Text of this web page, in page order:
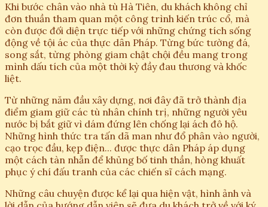
Khi bước chân vào nhà tù Hà Tiên, du khách không chỉ
đơn thuần tham quan một công trình kiến trúc cổ, mà
còn được đối diện trực tiếp với những chứng tích sống
động về tội ác của thực dân Pháp. Từng bức tường đá,
song sắt, từng phòng giam chật chội đều mang trong
mình dấu tích của một thời kỳ đầy đau thương và khốc
liệt.
Từ những năm đầu xây dựng, nơi đây đã trở thành địa
điểm giam giữ các tù nhân chính trị, những người yêu
nước bị bắt giữ vì dám đứng lên chống lại ách đô hộ.
Những hình thức tra tấn dã man như đổ phân vào người,
cạo trọc đầu, kẹp điện... được thực dân Pháp áp dụng
một cách tàn nhẫn để khủng bố tinh thần, hòng khuất
phục ý chí đấu tranh của các chiến sĩ cách mạng.
Những câu chuyện được kể lại qua hiện vật, hình ảnh và